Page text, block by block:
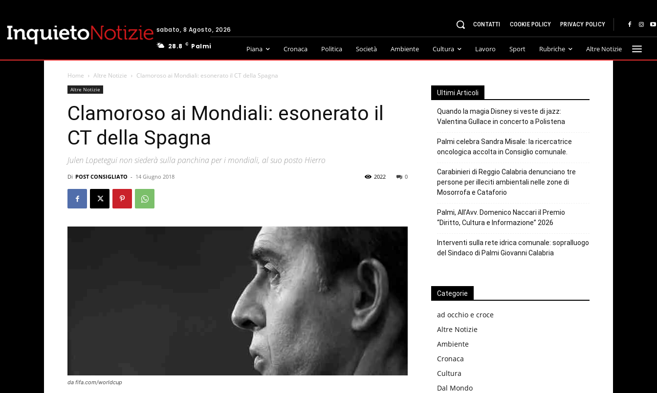
sabato, 8 Agosto, 2026
28.8
C Palmi
CONTATTI COOKIE POLICY PRIVACY POLICY
Piana Cronaca Politica Società Ambiente Cultura Lavoro Sport Rubriche Altre Notizie
Home Altre Notizie Clamoroso ai Mondiali: esonerato il CT della Spagna
Altre Notizie
Clamoroso ai Mondiali: esonerato il
CT della Spagna
Julen Lopetegui non siederà sulla panchina per i mondiali, al suo posto Hierro
Di POST CONSIGLIATO - 14 Giugno 2018 0
2022
da fifa.com/worldcup
Ultimi Articoli
Quando la magia Disney si veste di jazz:
Valentina Gullace in concerto a Polistena
Palmi celebra Sandra Misale: la ricercatrice
oncologica accolta in Consiglio comunale.
Carabinieri di Reggio Calabria denunciano tre
persone per illeciti ambientali nelle zone di
Mosorrofa e Cataforio
Palmi, All’Avv. Domenico Naccari il Premio
“Diritto, Cultura e Informazione” 2026
Interventi sulla rete idrica comunale: sopralluogo
del Sindaco di Palmi Giovanni Calabria
Categorie
ad occhio e croce
Altre Notizie
Ambiente
Cronaca
Cultura
Dal Mondo